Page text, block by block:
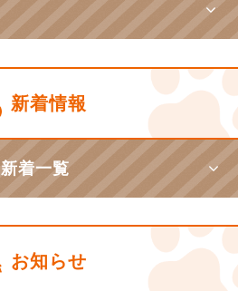
新着情報
新着一覧
お知らせ